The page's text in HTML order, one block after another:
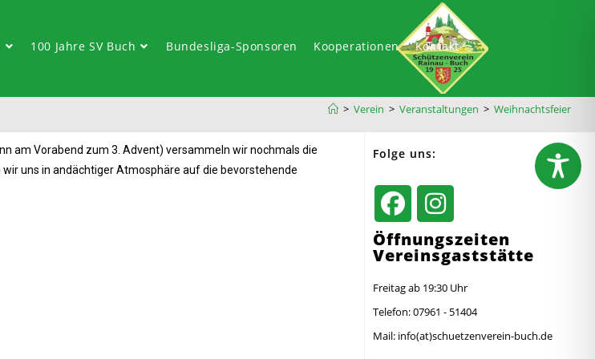
100 Jahre SV Buch Bundesliga-Sponsoren Kooperationen Kontakt
> Verein > Veranstaltungen > Weihnachtsfeier
am Vorabend zum 3. Advent) versammeln wir nochmals die
uns in andächtiger Atmosphäre auf die bevorstehende
Folge uns:
Öffnungszeiten
Vereinsgaststätte
Freitag ab 19:30 Uhr
Telefon: 07961 - 51404
Mail: info(at)schuetzenverein-buch.de